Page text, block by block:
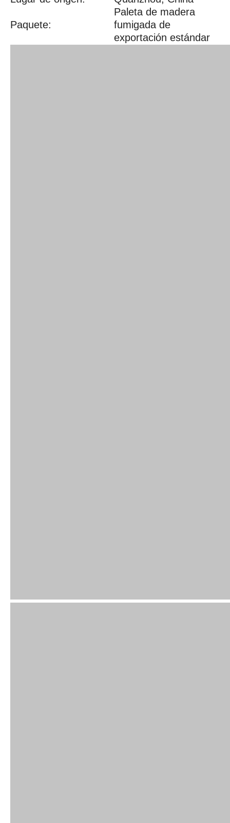
Paquete:
Paleta de madera
fumigada de
exportación estándar